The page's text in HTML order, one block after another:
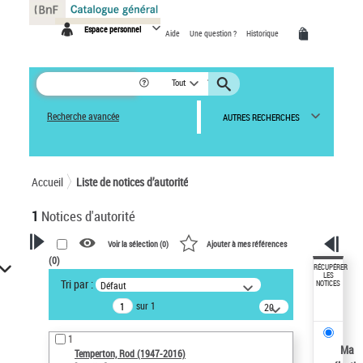
Espace personnel Aide Une question ? Historique
Tout
Recherche avancée AUTRES RECHERCHES
Accueil Liste de notices d’autorité
1 Notices d'autorité
VOTRE RECHERCHE
Recherche avancée dans les
notices d’autorité
Œuvres liées à l'auteur :
Temperton, Rod (1947-2016)
Voir la sélection (0) Ajouter à mes références
(0)
Tri par : Défaut
sur 1
20
résultats/page
1
Temperton, Rod (1947-2016)
RÉCUPÉRER
LES
NOTICES
Ma
Panneau de gestion des cookies